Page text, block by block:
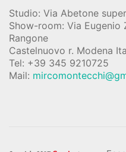
Studio: Via Abetone
Show-room: Via Eugenio
Rangone
Castelnuovo r. Modena
Tel: +39 345 9210725
Mail: